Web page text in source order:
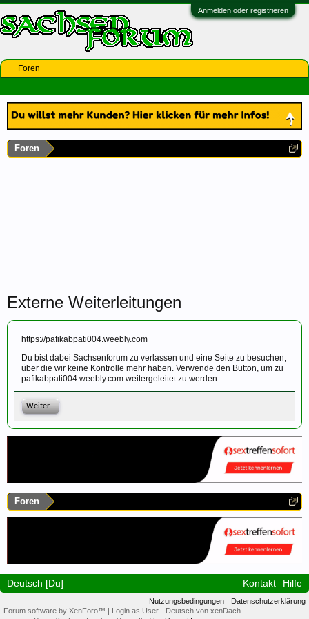
Anmelden oder registrieren
Foren
Externe Weiterleitungen
https://pafikabpati004.weebly.com
Du bist dabei Sachsenforum zu verlassen und eine Seite zu besuchen,
über die wir keine Kontrolle mehr haben. Verwende den Button, um zu
pafikabpati004.weebly.com weitergeleitet zu werden.
Weiter...
Foren
Foren
Deutsch [Du] Kontakt Hilfe
Nutzungsbedingungen
Datenschutzerklärung
Forum software by XenForo™ | Login as User - Deutsch von xenDach